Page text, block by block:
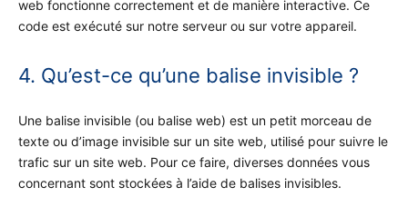
web fonctionne correctement et de manière interactive. Ce
code est exécuté sur notre serveur ou sur votre appareil.
4. Qu’est-ce qu’une balise invisible ?
Une balise invisible (ou balise web) est un petit morceau de
texte ou d’image invisible sur un site web, utilisé pour suivre le
trafic sur un site web. Pour ce faire, diverses données vous
concernant sont stockées à l’aide de balises invisibles.